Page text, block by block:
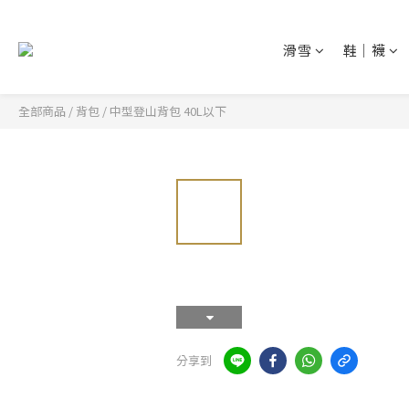
滑雪 鞋│襪
全部商品 / 背包 / 中型登山背包 40L以下
分享到